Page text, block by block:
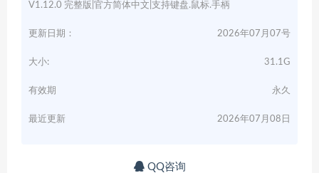
V1.12.0 完整版|官方简体中文|支持键盘.鼠标.手柄
更新日期： 2026年07月07号
大小: 31.1G
有效期 永久
最近更新 2026年07月08日
QQ咨询